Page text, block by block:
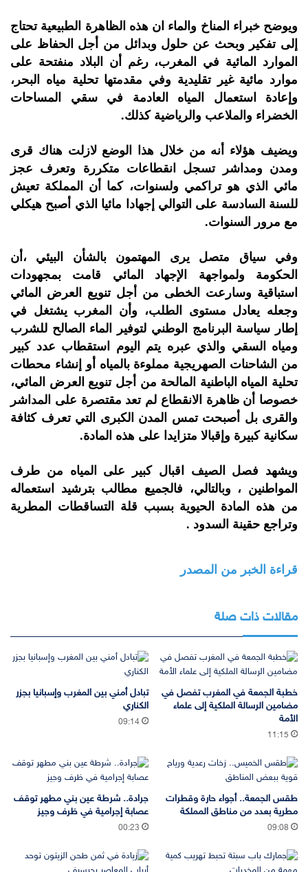
ويوضح خبراء المناخ والماء ان هذه الظاهرة الطبيعية تحتاج
إلى تفكير وبحث عن حلول وبدائل من أجل الحفاظ على
الموارد المائية في المغرب، رغم أن البلاد منفتحة على
موارد مائية غير تقليدية وفي مقدمتها تحلية مياه البحر،
وإعادة استعمال المياه العادمة في سقي المساحات
الخضراء والملاعب والرياضية كذلك.
ويضيف هؤلاء أنه من خلال هذا الوضع لازلت هناك قرى
ومدن ومداشر تسجل انقطاعات متكررة وتعرف عجز
مائي الذي هو تراكمي ولسنوات، كما أن المملكة تعيش
للسنة السادسة على التوالي إجهادا مائيا الذي أصبح هيكلي
مع مرور السنوات.
وفي سياق متصل يرى المهتمون بالشأن البيئي ،أن
الحكومة ولمواجهة الإجهاد المائي قامت بمجهودات
استباقية وسارعت الخطى من أجل تنويع العرض المائي
وجعله يعادل مستوى الطلب، وأن المغرب يشتغل في
إطار سياسة البرنامج الوطني لتوفير الماء الصالح للشرب
ومياه السقي والذي عبره يتم اليوم استقطاب عدد كبير
من الشاحنات الصهريجية مملوءة بالمياه أو إنشاء محطات
تحلية المياه الباطنية المالحة من أجل تنويع العرض المائي،
خصوصا أن ظاهرة الانقطاع لم تعد مقتصرة على المداشر
والقرى بل أصبحت تمس المدن الكبرى التي تعرف كثافة
سكانية كبيرة وإقبالا متزايدا على هذه المادة.
ويشهد فصل الصيف اقبال كبير على المياه من طرف
المواطنين ، وبالتالي، فالجميع مطالب بترشيد استعماله
من هذه المادة الحيوية بسبب قلة التساقطات المطرية
وتراجع حقينة السدود .
قراءة الخبر من المصدر
مقالات ذات صلة
خطبة الجمعة في المغرب تفصل في
مضامين الرسالة الملكية إلى علماء
الأمة
11:15
تبادل أمني بين المغرب وإسبانيا بجزر
الكناري
09:14
طقس الجمعة.. أجواء حارة وقطرات
مطرية بعدد من مناطق المملكة
09:08
جرادة.. شرطة عين بني مطهر توقف
عصابة إجرامية في ظرف وجيز
00:23